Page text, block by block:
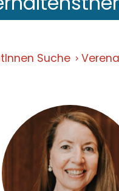
Suche Verena